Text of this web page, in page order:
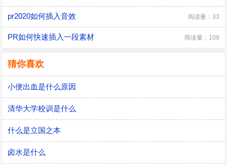
pr2020如何插入音效 阅读量：33
PR如何快速插入一段素材 阅读量：109
猜你喜欢
小便出血是什么原因
清华大学校训是什么
什么是立国之本
卤水是什么